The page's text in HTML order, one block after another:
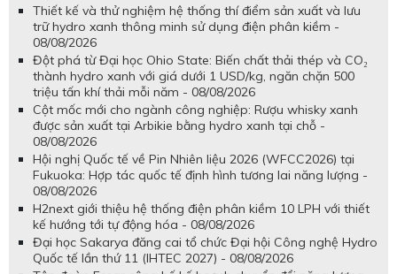
Thiết kế và thử nghiệm hệ thống thí điểm sản xuất và lưu
trữ hydro xanh thông minh sử dụng điện phân kiềm -
08/08/2026
Đột phá từ Đại học Ohio State: Biến chất thải thép và CO₂
thành hydro xanh với giá dưới 1 USD/kg, ngăn chặn 500
triệu tấn khí thải mỗi năm - 08/08/2026
Cột mốc mới cho ngành công nghiệp: Rượu whisky xanh
được sản xuất tại Arbikie bằng hydro xanh tại chỗ -
08/08/2026
Hội nghị Quốc tế về Pin Nhiên liệu 2026 (WFCC2026) tại
Fukuoka: Hợp tác quốc tế định hình tương lai năng lượng -
08/08/2026
H2next giới thiệu hệ thống điện phân kiềm 10 LPH với thiết
kế hướng tới tự động hóa - 08/08/2026
Đại học Sakarya đăng cai tổ chức Đại hội Công nghệ Hydro
Quốc tế lần thứ 11 (IHTEC 2027) - 08/08/2026